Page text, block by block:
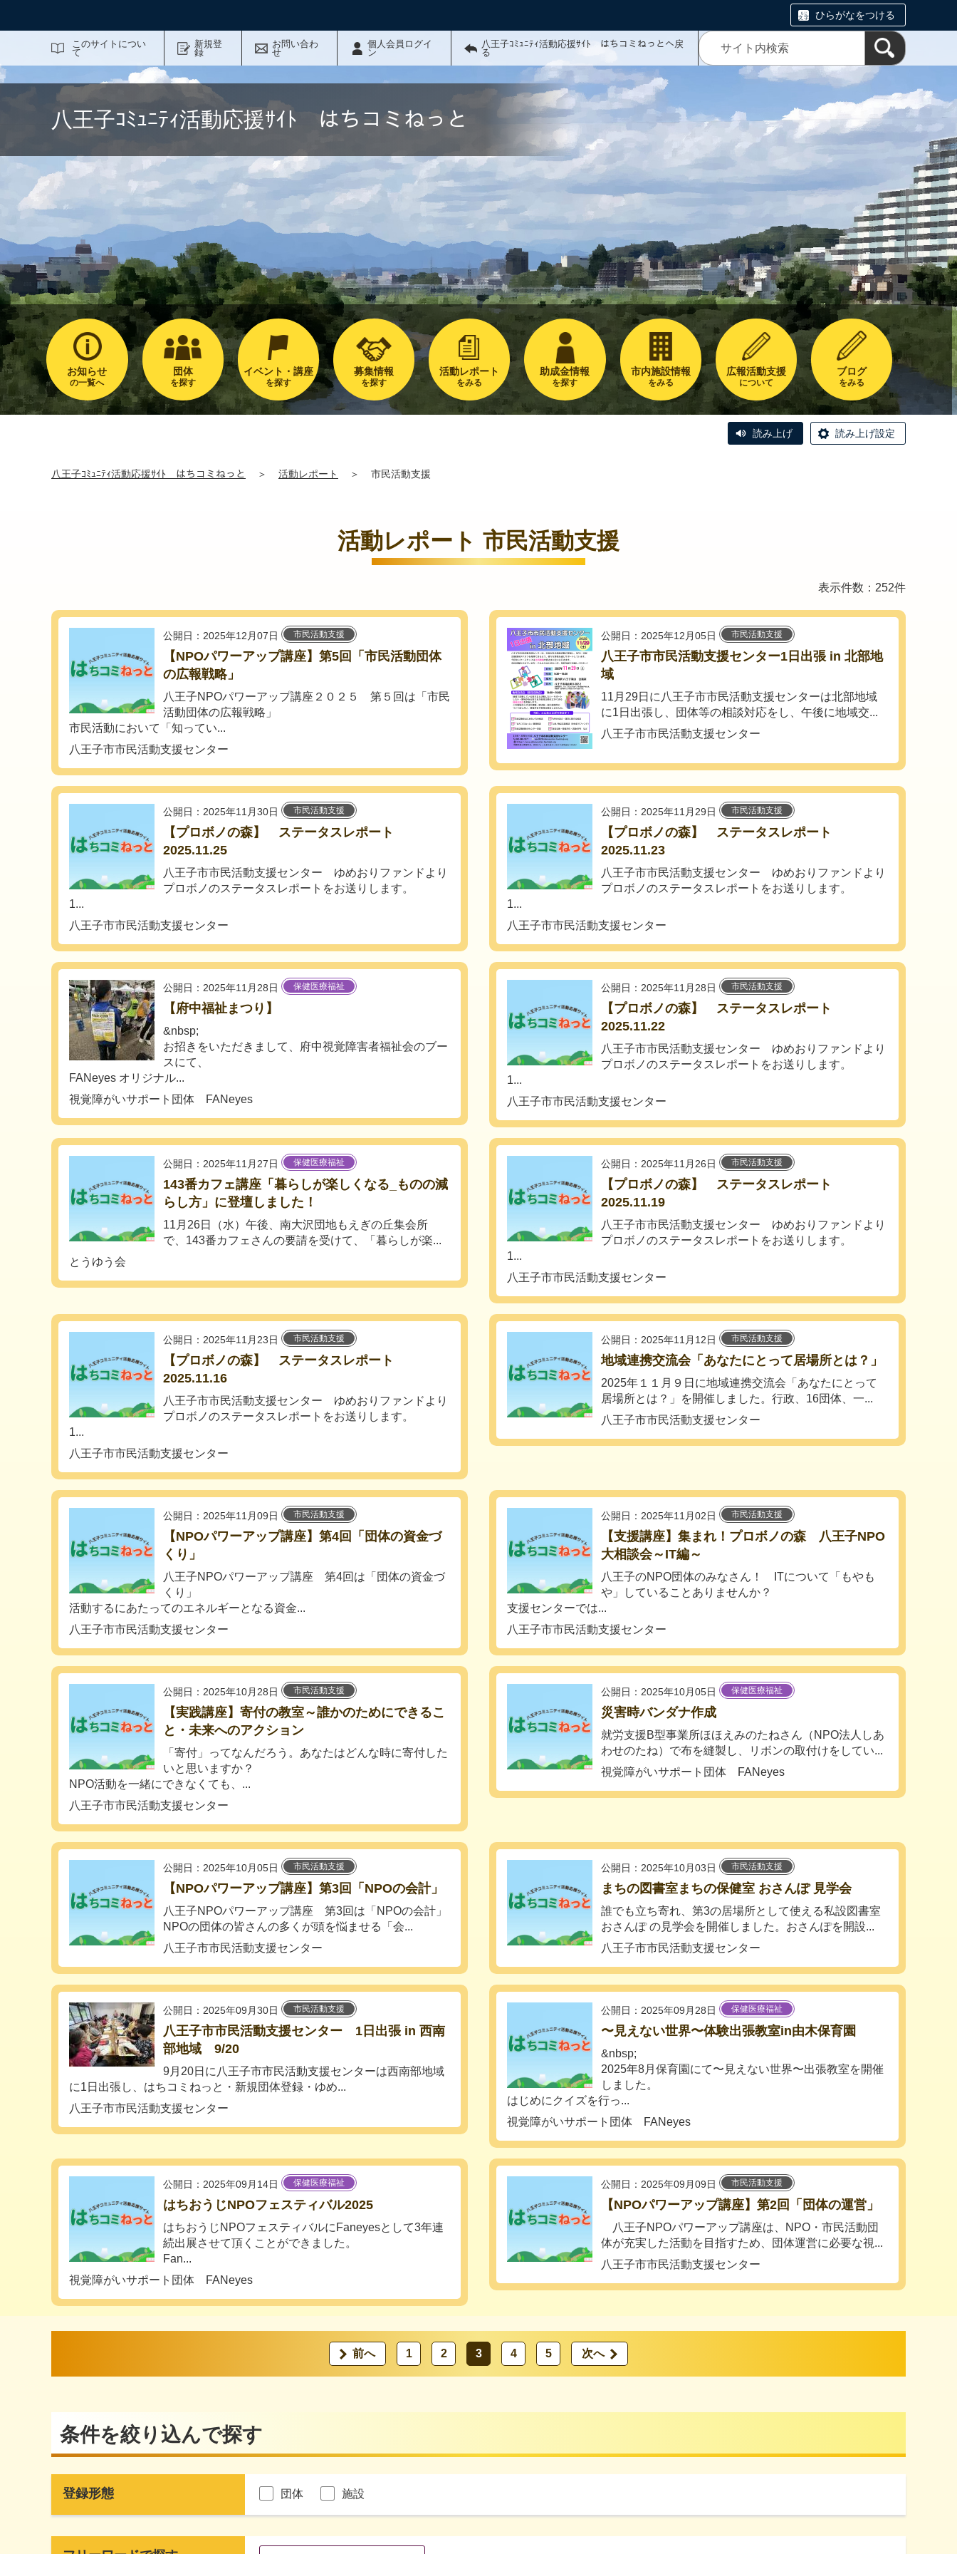
ひらがなをつける
このサイトについ
て
新規登
録
お問い合わ
せ
個人会員ログイ
ン
八王子ｺﾐｭﾆﾃｨ活動応援ｻｲﾄ はちコミねっとへ戻
る
八王子ｺﾐｭﾆﾃｨ活動応援ｻｲﾄ はちコミねっと
お知らせ
の一覧へ
団体
を探す
イベント・講座
を探す
募集情報
を探す
活動レポート
をみる
助成金情報
を探す
市内施設情報
をみる
広報活動支援
について
ブログ
をみる
読み上げ 読み上げ設定
八王子ｺﾐｭﾆﾃｨ活動応援ｻｲﾄ はちコミねっと ＞ 活動レポート ＞ 市民活動支援
活動レポート 市民活動支援
表示件数：252件
公開日：2025年12月07日 市民活動支援
【NPOパワーアップ講座】第5回「市民活動団体
の広報戦略」
八王子NPOパワーアップ講座２０２５ 第５回は「市民
活動団体の広報戦略」
市民活動において「知ってい...
八王子市市民活動支援センター
公開日：2025年12月05日 市民活動支援
八王子市市民活動支援センター1日出張 in 北部地
域
11月29日に八王子市市民活動支援センターは北部地域
に1日出張し、団体等の相談対応をし、午後に地域交...
八王子市市民活動支援センター
公開日：2025年11月30日 市民活動支援
【プロボノの森】 ステータスレポート
2025.11.25
八王子市市民活動支援センター ゆめおりファンドより
プロボノのステータスレポートをお送りします。
1...
八王子市市民活動支援センター
公開日：2025年11月29日 市民活動支援
【プロボノの森】 ステータスレポート
2025.11.23
八王子市市民活動支援センター ゆめおりファンドより
プロボノのステータスレポートをお送りします。
1...
八王子市市民活動支援センター
公開日：2025年11月28日 保健医療福祉
【府中福祉まつり】
&nbsp;
お招きをいただきまして、府中視覚障害者福祉会のブー
スにて、
FANeyes オリジナル...
視覚障がいサポート団体 FANeyes
公開日：2025年11月28日 市民活動支援
【プロボノの森】 ステータスレポート
2025.11.22
八王子市市民活動支援センター ゆめおりファンドより
プロボノのステータスレポートをお送りします。
1...
八王子市市民活動支援センター
公開日：2025年11月27日 保健医療福祉
143番カフェ講座「暮らしが楽しくなる_ものの減
らし方」に登壇しました！
11月26日（水）午後、南大沢団地もえぎの丘集会所
で、143番カフェさんの要請を受けて、「暮らしが楽...
とうゆう会
公開日：2025年11月26日 市民活動支援
【プロボノの森】 ステータスレポート
2025.11.19
八王子市市民活動支援センター ゆめおりファンドより
プロボノのステータスレポートをお送りします。
1...
八王子市市民活動支援センター
公開日：2025年11月23日 市民活動支援
【プロボノの森】 ステータスレポート
2025.11.16
八王子市市民活動支援センター ゆめおりファンドより
プロボノのステータスレポートをお送りします。
1...
八王子市市民活動支援センター
公開日：2025年11月12日 市民活動支援
地域連携交流会「あなたにとって居場所とは？」
2025年１１月９日に地域連携交流会「あなたにとって
居場所とは？」を開催しました。行政、16団体、一...
八王子市市民活動支援センター
公開日：2025年11月09日 市民活動支援
【NPOパワーアップ講座】第4回「団体の資金づ
くり」
八王子NPOパワーアップ講座 第4回は「団体の資金づ
くり」
活動するにあたってのエネルギーとなる資金...
八王子市市民活動支援センター
公開日：2025年11月02日 市民活動支援
【支援講座】集まれ！プロボノの森 八王子NPO
大相談会～IT編～
八王子のNPO団体のみなさん！ ITについて「もやも
や」していることありませんか？
支援センターでは...
八王子市市民活動支援センター
公開日：2025年10月28日 市民活動支援
【実践講座】寄付の教室～誰かのためにできるこ
と・未来へのアクション
「寄付」ってなんだろう。あなたはどんな時に寄付した
いと思いますか？
NPO活動を一緒にできなくても、...
八王子市市民活動支援センター
公開日：2025年10月05日 保健医療福祉
災害時バンダナ作成
就労支援B型事業所ほほえみのたねさん（NPO法人しあ
わせのたね）で布を縫製し、リボンの取付けをしてい...
視覚障がいサポート団体 FANeyes
公開日：2025年10月05日 市民活動支援
【NPOパワーアップ講座】第3回「NPOの会計」
八王子NPOパワーアップ講座 第3回は「NPOの会計」
NPOの団体の皆さんの多くが頭を悩ませる「会...
八王子市市民活動支援センター
公開日：2025年10月03日 市民活動支援
まちの図書室まちの保健室 おさんぽ 見学会
誰でも立ち寄れ、第3の居場所として使える私設図書室
おさんぽ の見学会を開催しました。おさんぽを開設...
八王子市市民活動支援センター
公開日：2025年09月30日 市民活動支援
八王子市市民活動支援センター 1日出張 in 西南
部地域 9/20
9月20日に八王子市市民活動支援センターは西南部地域
に1日出張し、はちコミねっと・新規団体登録・ゆめ...
八王子市市民活動支援センター
公開日：2025年09月28日 保健医療福祉
〜見えない世界〜体験出張教室in由木保育園
&nbsp;
2025年8月保育園にて〜見えない世界〜出張教室を開催
しました。
はじめにクイズを行っ...
視覚障がいサポート団体 FANeyes
公開日：2025年09月14日 保健医療福祉
はちおうじNPOフェスティバル2025
はちおうじNPOフェスティバルにFaneyesとして3年連
続出展させて頂くことができました。
Fan...
視覚障がいサポート団体 FANeyes
公開日：2025年09月09日 市民活動支援
【NPOパワーアップ講座】第2回「団体の運営」
八王子NPOパワーアップ講座は、NPO・市民活動団
体が充実した活動を目指すため、団体運営に必要な視...
八王子市市民活動支援センター
前へ 1 2 3 4 5 次へ
条件を絞り込んで探す
登録形態 団体 施設